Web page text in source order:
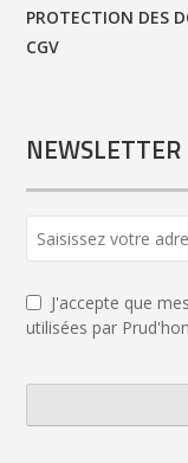
PROTECTION DES
CGV
NEWSLETTER
J'accepte que
utilisées par